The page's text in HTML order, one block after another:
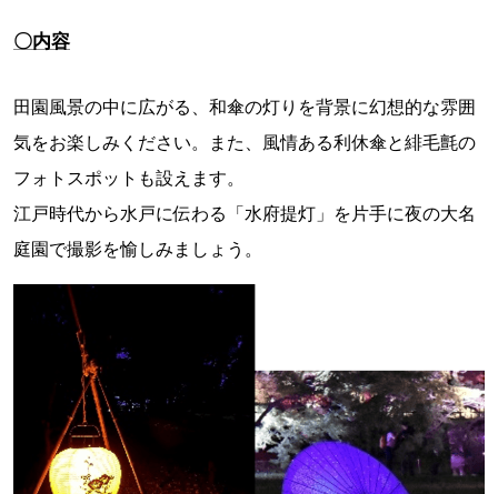
〇内容
田園風景の中に広がる、和傘の灯りを背景に幻想的な雰囲
気をお楽しみください。また、風情ある利休傘と緋毛氈の
フォトスポットも設えます。
江戸時代から水戸に伝わる「水府提灯」を片手に夜の大名
庭園で撮影を愉しみましょう。